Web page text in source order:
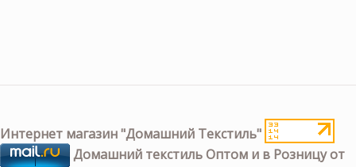
Интернет магазин "Домашний Текстиль"
Домашний текстиль Оптом и в Розницу от